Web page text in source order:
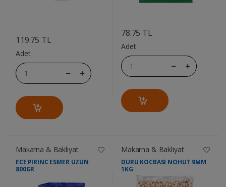
119.75 TL
Adet
78.75 TL
Adet
Makarna & Bakliyat
ECE PIRINC ESMER UZUN
800GR
Makarna & Bakliyat
DURU KOCBASI NOHUT 9MM
1KG